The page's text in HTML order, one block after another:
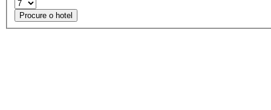
Procure o hotel